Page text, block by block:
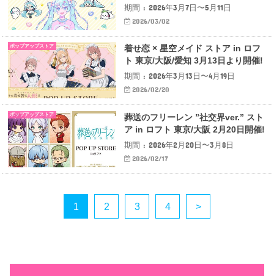
期間 : 2026年3月7日〜5月11日
2026/03/02
ポップアップストア
着せ恋 × 星空メイド ストア in ロフ
ト 東京/大阪/愛知 3月13日より開催!
期間 : 2026年3月13日〜4月19日
2026/02/20
ポップアップストア
葬送のフリーレン ”社交界ver.” スト
ア in ロフト 東京/大阪 2月20日開催!
期間 : 2026年2月20日〜3月8日
2026/02/17
1 2 3 4 >